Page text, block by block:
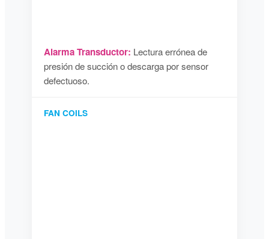
Alarma Transductor: Lectura errónea de
presión de succión o descarga por sensor
defectuoso.
FAN COILS